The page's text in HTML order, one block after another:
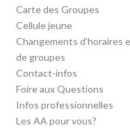
Carte des Groupes
Cellule jeune
Changements d’horaires
de groupes
Contact-infos
Foire aux Questions
Infos professionnelles
Les AA pour vous?